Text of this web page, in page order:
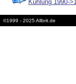
Kühlung 1990-
©1999 - 2025 Allbrit.de